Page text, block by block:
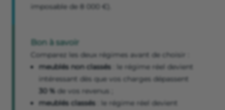
imposable de 8 000 €).
Bon à savoir
Comparez les deux régimes avant de choisir :
meublés non classés : le régime réel devient
intéressant dès que vos charges dépassent
30 % de vos revenus ;
meublés classés : le régime réel devient